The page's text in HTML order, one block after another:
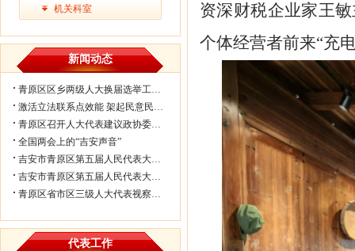
机关科室
新闻动态
青原区区乡两级人大换届选举工作会议...
激活立法联系点效能 架起民意民生连...
青原区召开人大代表建议政协委员提案...
全国两会上的“吉安声音”
吉安市青原区第五届人民代表大会第七...
吉安市青原区第五届人民代表大会第七...
青原区省市区三级人大代表视察民生实...
代表工作
资深财税企业家王敏
个体经营者前来“充